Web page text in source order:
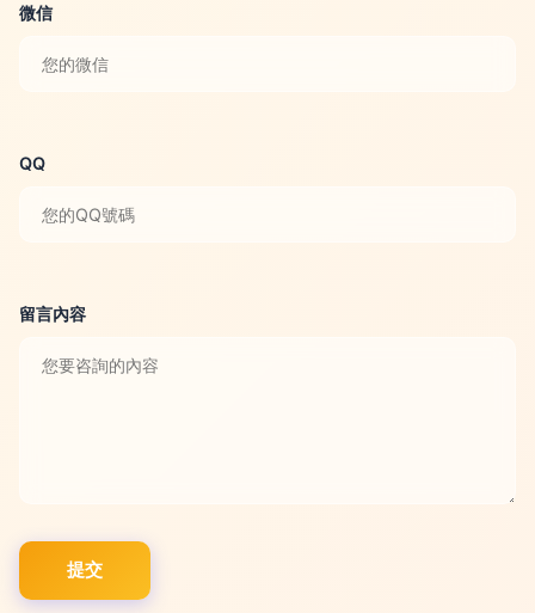
微信
QQ
留言內容